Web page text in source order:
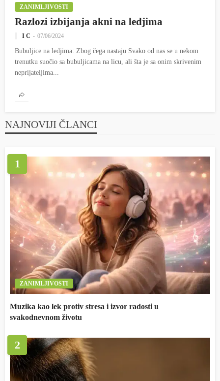
ZANIMLJIVOSTI
Razlozi izbijanja akni na ledjima
I C 07/06/2024
Bubuljice na ledjima: Zbog čega nastaju Svako od nas se u nekom
trenutku suočio sa bubuljicama na licu, ali šta je sa onim skrivenim
neprijateljima...
NAJNOVIJI ČLANCI
1
ZANIMLJIVOSTI
Muzika kao lek protiv stresa i izvor radosti u
svakodnevnom životu
2